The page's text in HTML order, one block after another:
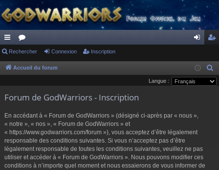
ac
co
ci
or
u
s
ne cri
pti
Rechercher Connexion Inscription
Accueil du forum
e
Langue :
Forum de GodWarriors - Inscription
En accédant à « Forum de GodWarriors » (désigné ci-après par « nous »,
« notre », « nos », « Forum de GodWarriors » et
« https://www.godwarriors.com/forum »), vous acceptez d’être légalement
responsable des conditions suivantes. Si vous n’acceptez pas d’être
légalement responsable de toutes les conditions suivantes, veuillez ne pas
utiliser et accéder à « Forum de GodWarriors ». Nous pouvons modifier ces
conditions à n’importe quel moment et nous essaierons de vous informer de